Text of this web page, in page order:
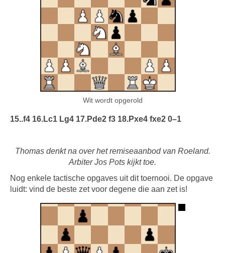
Wit wordt opgerold
15..f4 16.Lc1 Lg4 17.Pde2 f3 18.Pxe4 fxe2 0–1
Thomas denkt na over het remiseaanbod van Roeland.
Arbiter Jos Pots kijkt toe.
Nog enkele tactische opgaves uit dit toernooi. De opgave
luidt: vind de beste zet voor degene die aan zet is!